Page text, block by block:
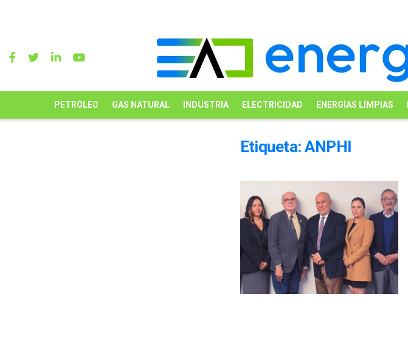
PETRÓLEO GAS NATURAL INDUSTRIA ELECTRICIDAD ENERGÍAS LIMPIAS
Etiqueta:ANPHI